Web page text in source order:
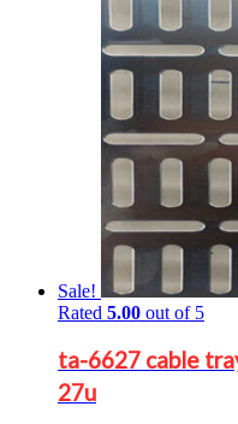
Sale!
Rated 5.00 out of 5
ta-6627 cable
27u